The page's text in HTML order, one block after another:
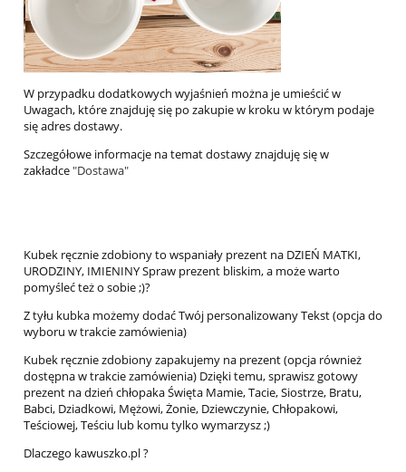
W przypadku dodatkowych wyjaśnień można je umieścić w
Uwagach, które znajduję się po zakupie w kroku w którym podaje
się adres dostawy.
Szczegółowe informacje na temat dostawy znajduję się w
zakładce"Dostawa"
Kubek ręcznie zdobiony to wspaniały prezent na DZIEŃ MATKI,
URODZINY, IMIENINY Spraw prezent bliskim, a może warto
pomyśleć też o sobie ;)?
Z tyłu kubka możemy dodać Twój personalizowany Tekst (opcja do
wyboru w trakcie zamówienia)
Kubek ręcznie zdobiony zapakujemy na prezent (opcja również
dostępna w trakcie zamówienia) Dzięki temu, sprawisz gotowy
prezent na dzień chłopaka Święta Mamie, Tacie, Siostrze, Bratu,
Babci, Dziadkowi, Mężowi, Żonie, Dziewczynie, Chłopakowi,
Teściowej, Teściu lub komu tylko wymarzysz ;)
Dlaczego kawuszko.pl ?